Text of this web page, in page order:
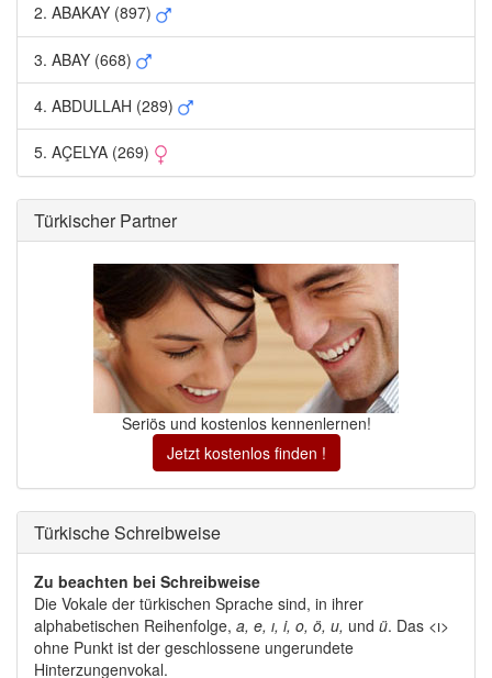
2. ABAKAY (897)
3. ABAY (668)
4. ABDULLAH (289)
5. AÇELYA (269)
Türkischer Partner
Seriös und kostenlos kennenlernen!
Jetzt kostenlos finden !
Türkische Schreibweise
Zu beachten bei Schreibweise
Die Vokale der türkischen Sprache sind, in ihrer
alphabetischen Reihenfolge, a, e, ı, i, o, ö, u, und ü. Das <ı>
ohne Punkt ist der geschlossene ungerundete
Hinterzungenvokal.